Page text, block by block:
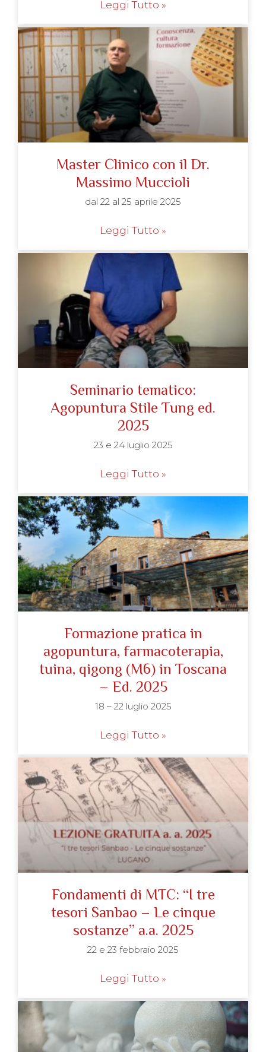
Leggi Tutto »
Master Clinico con il Dr.
Massimo Muccioli
dal 22 al 25 aprile 2025
Leggi Tutto »
Seminario tematico:
Agopuntura Stile Tung ed.
2025
23 e 24 luglio 2025
Leggi Tutto »
Formazione pratica in
agopuntura, farmacoterapia,
tuina, qigong (M6) in Toscana
– Ed. 2025
18 – 22 luglio 2025
Leggi Tutto »
Fondamenti di MTC: “I tre
tesori Sanbao – Le cinque
sostanze” a.a. 2025
22 e 23 febbraio 2025
Leggi Tutto »